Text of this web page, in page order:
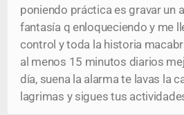
poniendo práctica es gravar un
fantasía q enloqueciendo y me
control y toda la historia
al menos 15 minutos diarios
día, suena la alarma te lavas la
lagrimas y sigues tus